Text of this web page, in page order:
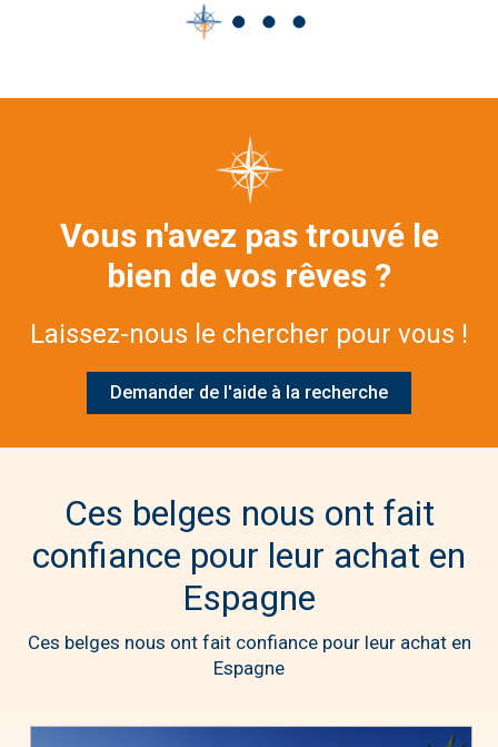
Vous n'avez pas trouvé le
bien de vos rêves ?
Laissez-nous le chercher pour vous !
Demander de l'aide à la recherche
Ces belges nous ont fait
confiance pour leur achat en
Espagne
Ces belges nous ont fait confiance pour leur achat en
Espagne